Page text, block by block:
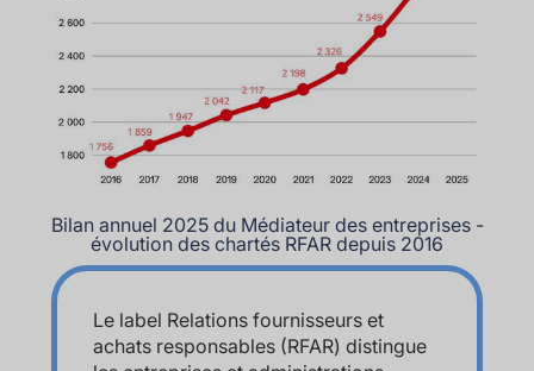
Bilan annuel 2025 du Médiateur des entreprises -
évolution des chartés RFAR depuis 2016
Le label Relations fournisseurs et
achats responsables (RFAR) distingue